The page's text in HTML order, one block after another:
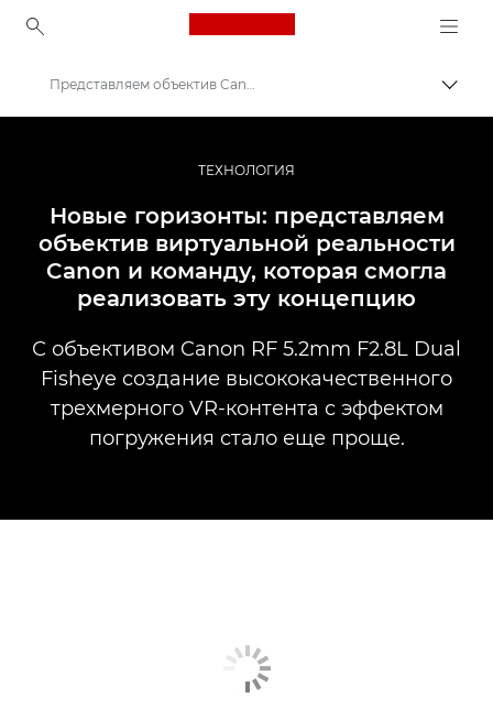
Canon Logo, back to
Профессиональная фото- и видеосъемка
Новости
Представляем объектив Canon RF 5.2mm F2.8L Dual Fisheye
ТЕХНОЛОГИЯ
Новые горизонты: представляем
объектив виртуальной реальности
Canon и команду, которая смогла
реализовать эту концепцию
С объективом Canon RF 5.2mm F2.8L Dual
Fisheye создание высококачественного
трехмерного VR-контента с эффектом
погружения стало еще проще.